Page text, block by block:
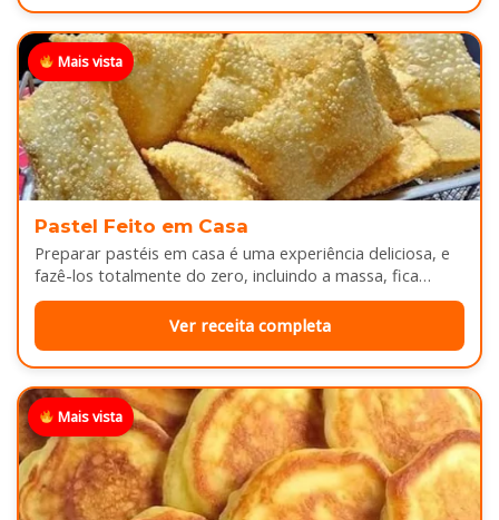
Mais vista
Pastel Feito em Casa
Preparar pastéis em casa é uma experiência deliciosa, e
fazê-los totalmente do zero, incluindo a massa, fica
melhor ainda...
Ver receita completa
Mais vista